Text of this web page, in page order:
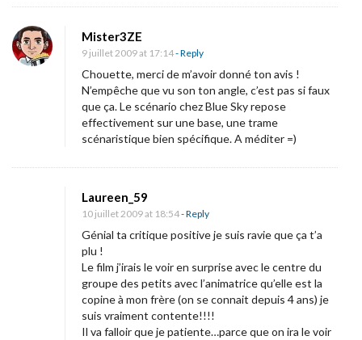
Mister3ZE
9 juillet 2009 at 17:14- Reply
Chouette, merci de m’avoir donné ton avis !
N’empêche que vu son ton angle, c’est pas si faux
que ça. Le scénario chez Blue Sky repose
effectivement sur une base, une trame
scénaristique bien spécifique. A méditer =)
Laureen_59
10 juillet 2009 at 18:54- Reply
Génial ta critique positive je suis ravie que ça t’a
plu !
Le film j’irais le voir en surprise avec le centre du
groupe des petits avec l’animatrice qu’elle est la
copine à mon frère (on se connait depuis 4 ans) je
suis vraiment contente!!!!
Il va falloir que je patiente…parce que on ira le voir